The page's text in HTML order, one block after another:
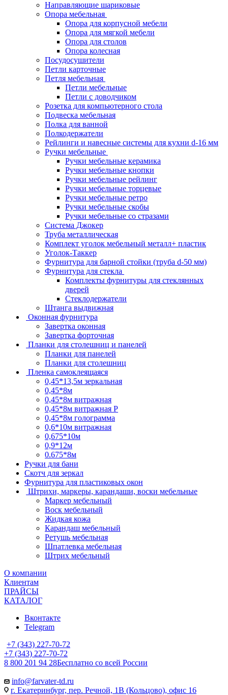
Направляющие шариковые
Опора мебельная
Опора для корпусной мебели
Опора для мягкой мебели
Опора для столов
Опора колесная
Посудосушители
Петли карточные
Петля мебельная
Петли мебельные
Петли с доводчиком
Розетка для компьютерного стола
Подвеска мебельная
Полка для ванной
Полкодержатели
Рейлинги и навесные системы для кухни d-16 мм
Ручки мебельные
Ручки мебельные керамика
Ручки мебельные кнопки
Ручки мебельные рейлинг
Ручки мебельные торцевые
Ручки мебельные ретро
Ручки мебельные скобы
Ручки мебельные со стразами
Система Джокер
Труба металлическая
Комплект уголок мебельный металл+ пластик
Уголок-Таккер
Фурнитура для барной стойки (труба d-50 мм)
Фурнитура для стекла
Комплекты фурнитуры для стеклянных
дверей
Стеклодержатели
Штанга выдвижная
Оконная фурнитура
Завертка оконная
Завертка форточная
Планки для столешниц и панелей
Планки для панелей
Планки для столешниц
Пленка самоклеящаяся
0,45*13,5м зеркальная
0,45*8м
0,45*8м витражная
0,45*8м витражная Р
0,45*8м голограмма
0,6*10м витражная
0,675*10м
0,9*12м
0.675*8м
Ручки для бани
Скотч для зеркал
Фурнитура для пластиковых окон
Штрихи, маркеры, карандаши, воски мебельные
Маркер мебельный
Воск мебельный
Жидкая кожа
Карандаш мебельный
Ретушь мебельная
Шпатлевка мебельная
Штрих мебельный
О компании
Клиентам
ПРАЙСЫ
КАТАЛОГ
Вконтакте
Telegram
+7 (343) 227-70-72
+7 (343) 227-70-72
8 800 201 94 28Бесплатно со всей России
info@farvater-td.ru
г. Екатеринбург, пер. Речной, 1В (Кольцово), офис 16